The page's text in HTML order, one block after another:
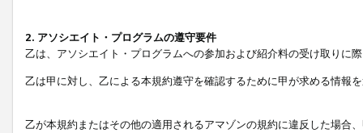
2. アソシエイト・プログラムの遵守要件
乙は、アソシエイト・プログラムへの参加および紹介料の受け取りに
乙は甲に対し、乙による本規約遵守を確認するために甲が求める情報
乙が本規約またはその他の適用されるアマゾンの規約に違反した場合